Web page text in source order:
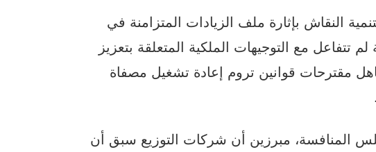
النقاش بإثارة ملف الزيادات المتزامنة في
تتفاعل مع التوجيهات الملكية المتعلقة بتعزيز
مقترحات قوانين تروم إعادة تشغيل مصفاة
المنافسة، مبرزين أن شركات التوزيع سبق أن